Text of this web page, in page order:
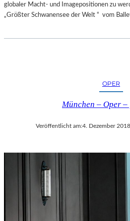
globaler Macht- und Imagepositionen zu
„Größter Schwanensee der Welt “ vom
OPER
München – Oper
Veröffentlicht am:4. Dezember 2018